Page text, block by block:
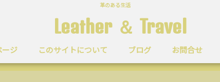
革のある生活
Leather ＆ Travel
ージ このサイトについて ブログ お問合せ